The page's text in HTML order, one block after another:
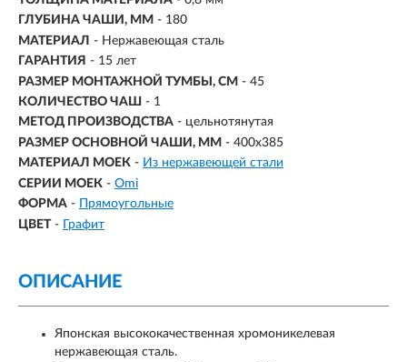
ГЛУБИНА ЧАШИ, ММ - 180
МАТЕРИАЛ - Нержавеющая сталь
ГАРАНТИЯ - 15 лет
РАЗМЕР МОНТАЖНОЙ ТУМБЫ, СМ - 45
КОЛИЧЕСТВО ЧАШ - 1
МЕТОД ПРОИЗВОДСТВА - цельнотянутая
РАЗМЕР ОСНОВНОЙ ЧАШИ, ММ - 400x385
МАТЕРИАЛ МОЕК - Из нержавеющей стали
СЕРИИ МОЕК - Omi
ФОРМА - Прямоугольные
ЦВЕТ - Графит
ОПИСАНИЕ
Японская высококачественная хромоникелевая
нержавеющая сталь.